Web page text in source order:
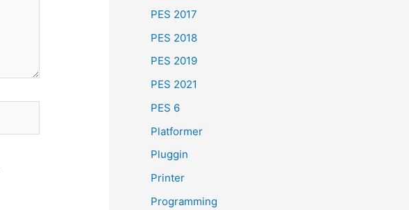
PES 2017
PES 2018
PES 2019
PES 2021
PES 6
Platformer
Pluggin
Printer
Programming